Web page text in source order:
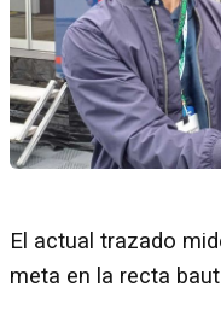
El actual trazado
meta en la recta